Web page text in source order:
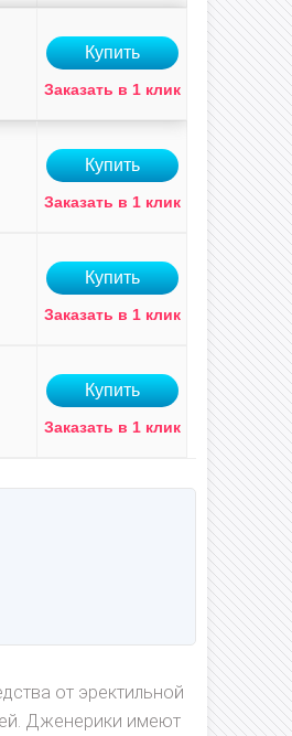
Заказать в 1 клик
Заказать в 1 клик
Заказать в 1 клик
Заказать в 1 клик
от эректильной
Дженерики имеют